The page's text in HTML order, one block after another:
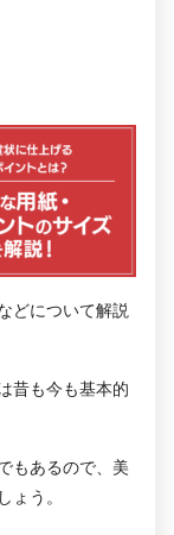
どについて解説
昔も今も基本的
もあるので、美
ょう。